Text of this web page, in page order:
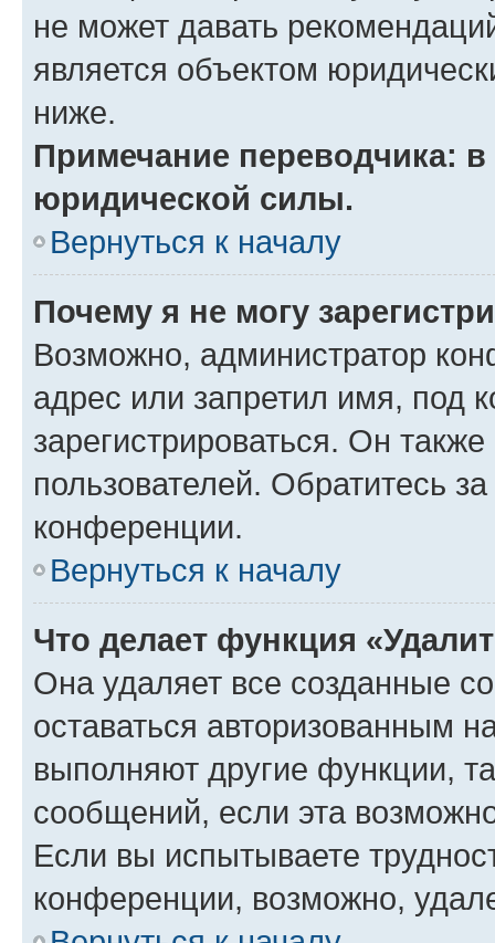
не может давать
является объектом
ниже.
Примечание переводчика:
юридической силы.
Вернуться к началу
Почему я не могу
Возможно, администратор
адрес или запретил имя, под
зарегистрироваться. Он
пользователей. Обратитесь
конференции.
Вернуться к началу
Что делает функция
Она удаляет все созданные
оставаться авторизованным
выполняют другие функции,
сообщений, если эта
Если вы испытываете
конференции, возможно,